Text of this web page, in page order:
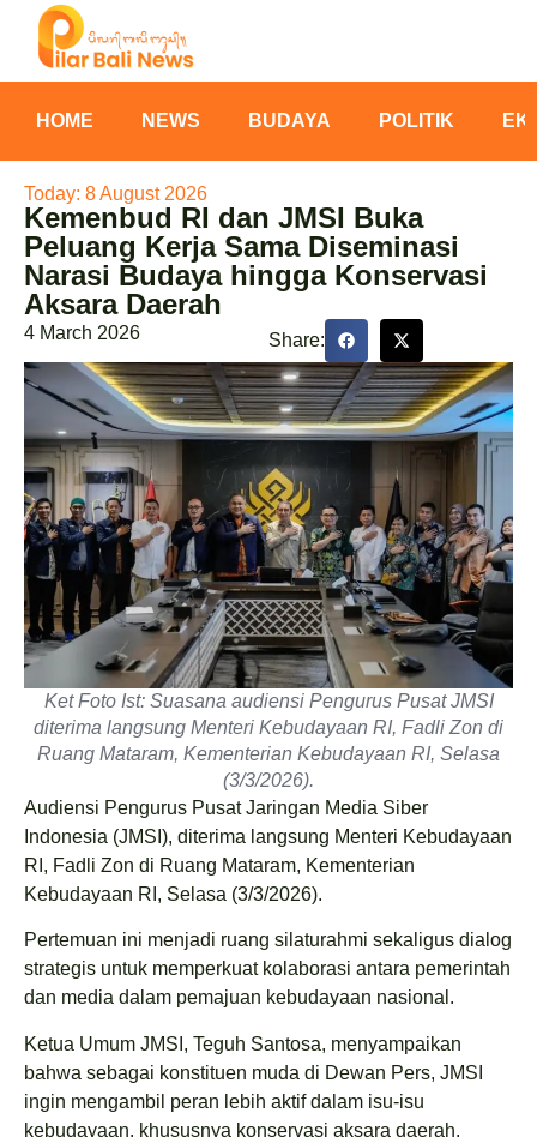
HOME NEWS BUDAYA POLITIK
Today: 8 August 2026
Kemenbud RI dan JMSI Buka
Peluang Kerja Sama Diseminasi
Narasi Budaya hingga Konservasi
Aksara Daerah
4 March 2026 Share:
Ket Foto Ist: Suasana audiensi Pengurus Pusat JMSI
diterima langsung Menteri Kebudayaan RI, Fadli Zon di
Ruang Mataram, Kementerian Kebudayaan RI, Selasa
(3/3/2026).
Audiensi Pengurus Pusat Jaringan Media Siber
Indonesia (JMSI), diterima langsung Menteri Kebudayaan
RI, Fadli Zon di Ruang Mataram, Kementerian
Kebudayaan RI, Selasa (3/3/2026).
Pertemuan ini menjadi ruang silaturahmi sekaligus dialog
strategis untuk memperkuat kolaborasi antara pemerintah
dan media dalam pemajuan kebudayaan nasional.
Ketua Umum JMSI, Teguh Santosa, menyampaikan
bahwa sebagai konstituen muda di Dewan Pers, JMSI
ingin mengambil peran lebih aktif dalam isu-isu
kebudayaan, khususnya konservasi aksara daerah.